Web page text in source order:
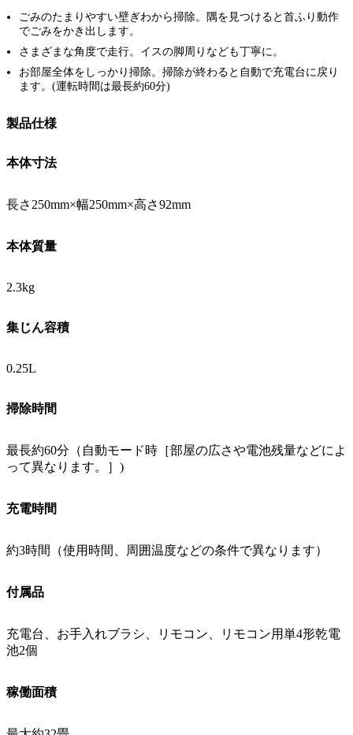
ごみのたまりやすい壁ぎわから掃除。隅を見つけると首ふり動作
でごみをかき出します。
さまざまな角度で走行。イスの脚周りなども丁寧に。
お部屋全体をしっかり掃除。掃除が終わると自動で充電台に戻り
ます。(運転時間は最長約60分)
製品仕様
本体寸法
長さ250mm×幅250mm×高さ92mm
本体質量
2.3kg
集じん容積
0.25L
掃除時間
最長約60分（自動モード時［部屋の広さや電池残量などによ
って異なります。］)
充電時間
約3時間（使用時間、周囲温度などの条件で異なります）
付属品
充電台、お手入れブラシ、リモコン、リモコン用単4形乾電
池2個
稼働面積